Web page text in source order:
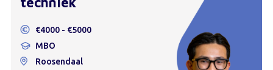
€4000 - €5000
MBO
Roosendaal